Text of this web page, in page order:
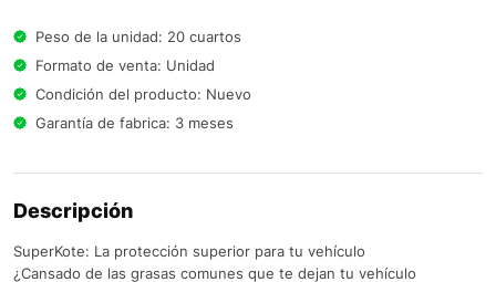
Peso de la unidad: 20 cuartos
Formato de venta: Unidad
Condición del producto: Nuevo
Garantía de fabrica: 3 meses
Descripción
SuperKote: La protección superior para tu vehículo
¿Cansado de las grasas comunes que te dejan tu vehículo